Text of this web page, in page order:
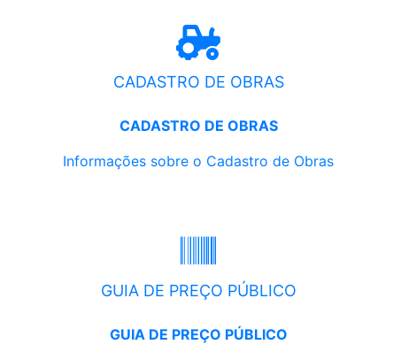
CADASTRO DE OBRAS
CADASTRO DE OBRAS
Informações sobre o Cadastro de Obras
GUIA DE PREÇO PÚBLICO
GUIA DE PREÇO PÚBLICO